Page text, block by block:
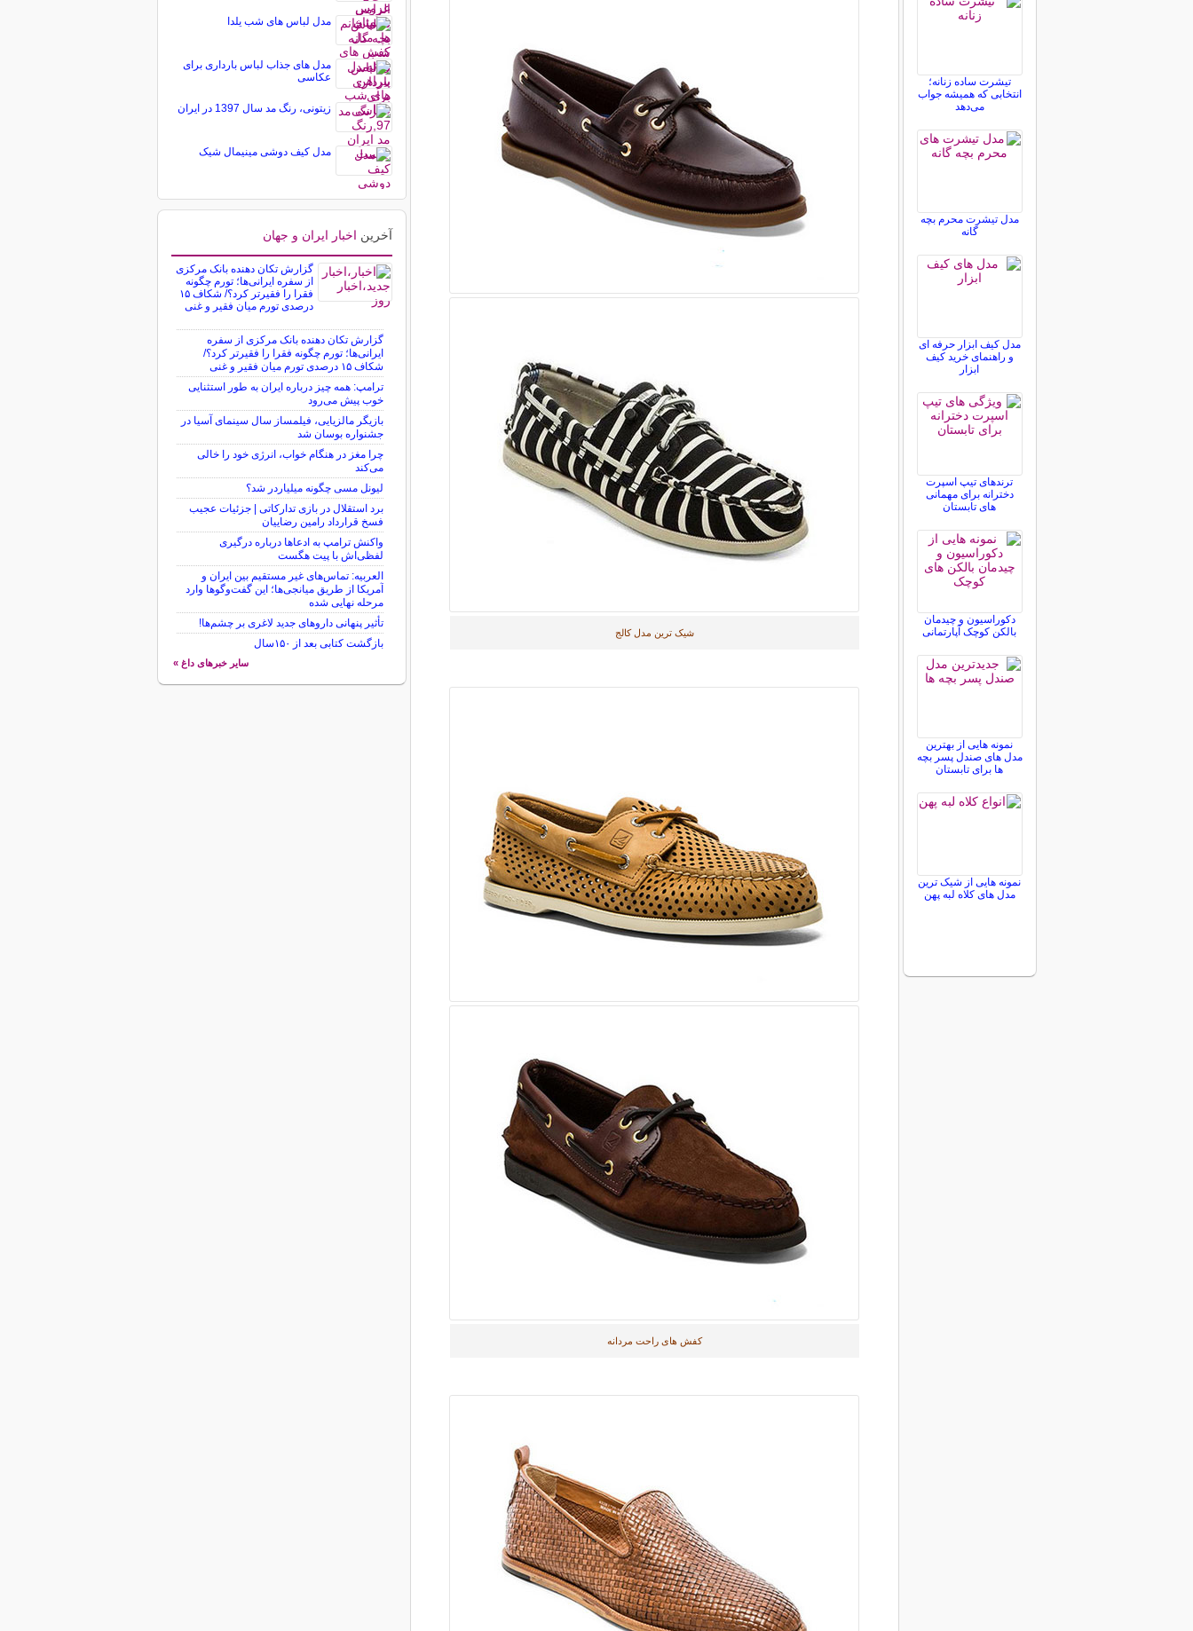
شیک ترین مدل کالج
کفش های راحت مردانه
تیشرت ساده زنانه؛
انتخابی که همیشه جواب
می‌دهد
مدل تیشرت محرم بچه
گانه
مدل کیف ابزار حرفه ای
و راهنمای خرید کیف
ابزار
ترندهای تیپ اسپرت
دخترانه برای مهمانی
های تابستان
دکوراسیون و چیدمان
بالکن کوچک آپارتمانی
نمونه هایی از بهترین
مدل های صندل پسر بچه
ها برای تابستان
نمونه هایی از شیک ترین
مدل های کلاه لبه پهن
مدل لباس های شب یلدا
مدل های جذاب لباس بارداری برای
عکاسی
زیتونی، رنگ مد سال 1397 در ایران
مدل کیف دوشی مینیمال شیک
آخرین اخبار ایران و جهان
گزارش تکان‌ دهنده بانک مرکزی
از سفره ایرانی‌ها؛ تورم چگونه
فقرا را فقیرتر کرد؟/ شکاف ۱۵
درصدی تورم میان فقیر و غنی
گزارش تکان‌ دهنده بانک مرکزی از سفره
ایرانی‌ها؛ تورم چگونه فقرا را فقیرتر کرد؟/
شکاف ۱۵ درصدی تورم میان فقیر و غنی
ترامپ: همه چیز درباره ایران به طور استثنایی
خوب پیش می‌رود
بازیگر مالزیایی، فیلمساز سال سینمای آسیا در
جشنواره بوسان شد
چرا مغز در هنگام خواب، انرژی خود را خالی
می‌کند
لیونل مسی چگونه میلیاردر شد؟
برد استقلال در بازی تدارکاتی | جزئیات عجیب
فسخ قرارداد رامین رضاییان
واکنش ترامپ به ادعاها درباره درگیری
لفظی‌اش با پیت هگست
العربیه: تماس‌های غیر مستقیم بین ایران و
آمریکا از طریق میانجی‌ها؛ این گفت‌و‌گو‌ها وارد
مرحله نهایی شده
تأثیر پنهانی داروهای جدید لاغری بر چشم‌ها!
بازگشت کتابی بعد از ۱۵۰سال
سایر خبرهای داغ »